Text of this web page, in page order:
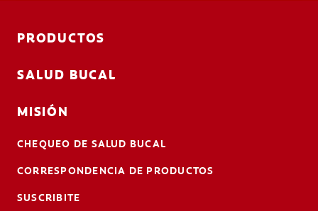
PRODUCTOS
SALUD BUCAL
MISIÓN
CHEQUEO DE SALUD BUCAL
CORRESPONDENCIA DE PRODUCTOS
SUSCRIBITE